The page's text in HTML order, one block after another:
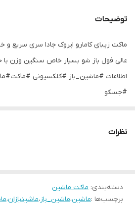
توضیحات
عالی فول باز شو بسیار خاص سنگین وزن
اطلاعات #ماشین_باز #کلکسیونی
#جسکو⁩
نظرات
دسته‌بندی: ماکت ماشین
برچسب‌ها :ماشین،ماشین_باز،ماشینبازان،